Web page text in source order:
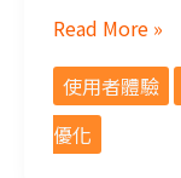
Read More »
使用者體驗
優化